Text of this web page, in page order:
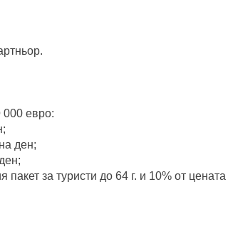
000 еврo:
ден;
за туристи до 64 г. и 10% от цената